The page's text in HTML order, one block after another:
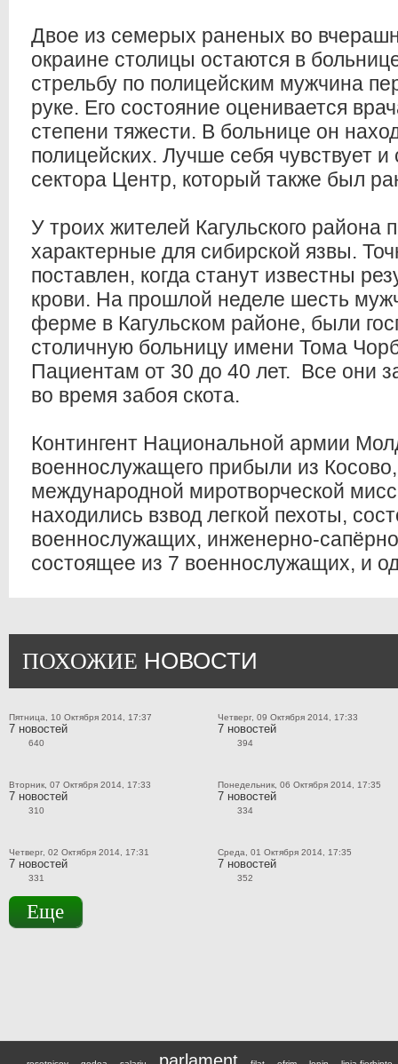
Двое из семерых раненых во
окраине столицы остаются в
стрельбу по полицейским мужчина
руке. Его состояние оценивается
степени тяжести. В больнице он
полицейских. Лучше себя чувствует и
сектора Центр, который также был
У троих жителей Кагульского района
характерные для сибирской язвы.
поставлен, когда станут известны
крови. На прошлой неделе шесть
ферме в Кагульском районе, были
столичную больницу имени Тома
Пациентам от 30 до 40 лет. Все они
во время забоя скота.
Контингент Национальной армии
военнослужащего прибыли из Косово,
международной миротворческой
находились взвод легкой пехоты,
военнослужащих, инженерно-
состоящее из 7 военнослужащих, и
ПОХОЖИЕ НОВОСТИ
Пятница, 10 Октября 2014, 17:37
7 новостей
640
Четверг, 09 Октября 2014, 17:33
7 новостей
394
Вторник, 07 Октября 2014, 17:33
7 новостей
310
Понедельник, 06 Октября 2014, 17:35
7 новостей
334
Четверг, 02 Октября 2014, 17:31
7 новостей
331
Среда, 01 Октября 2014, 17:35
7 новостей
352
Еще